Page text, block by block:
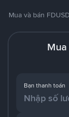
Mua và bán
Mua
Bạn thanh toán